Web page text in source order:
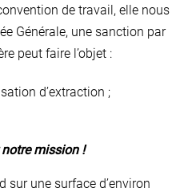
produit
de travail, elle nous
Générale, une sanction par
peut faire l’objet :
d’extraction ;
notre mission !
sur une surface d’environ